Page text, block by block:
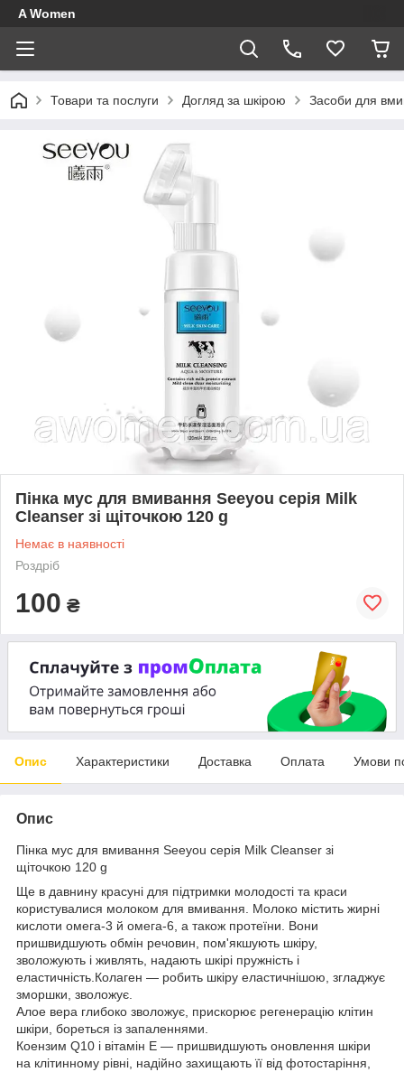
A Women
Товари та послуги Догляд за шкірою Засоби для
Пінка мус для вмивання Seeyou серія Milk
Cleanser зі щіточкою 120 g
Немає в наявності
Роздріб
100 ₴
Опис Характеристики Доставка Оплата Умови
Опис
Пінка мус для вмивання Seeyou серія Milk Cleanser зі
щіточкою 120 g
Ще в давнину красуні для підтримки молодості та краси
користувалися молоком для вмивання. Молоко містить жирні
кислоти омега-3 й омега-6, а також протеїни. Вони
пришвидшують обмін речовин, пом'якшують шкіру,
зволожують і живлять, надають шкірі пружність і
еластичність.Колаген — робить шкіру еластичнішою, згладжує
зморшки, зволожує.
Алое вера глибоко зволожує, прискорює регенерацію клітин
шкіри, бореться із запаленнями.
Коензим Q10 і вітамін Е — пришвидшують оновлення шкіри
на клітинному рівні, надійно захищають її від фотостаріння,